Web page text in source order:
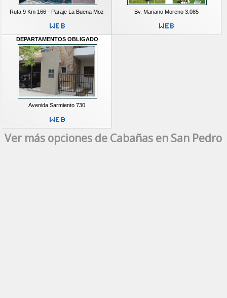
Ruta 9 Km 166 - Paraje La Buena Moz Bv. Mariano Moreno 3.085
DEPARTAMENTOS OBLIGADO
Avenida Sarmiento 730
Ver más opciones de Cabañas en San Pedro